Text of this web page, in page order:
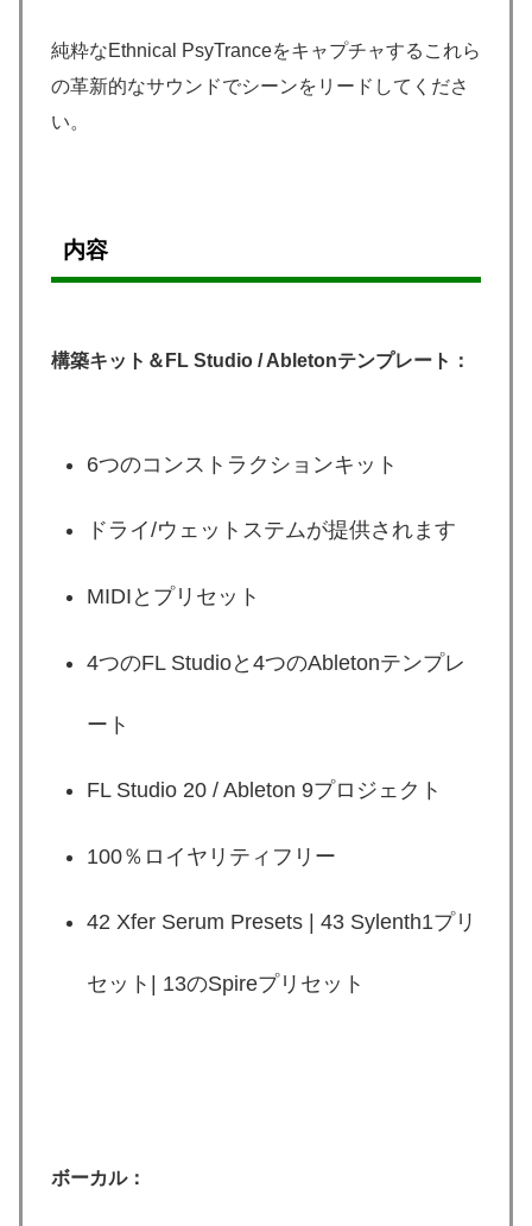
純粋なEthnical PsyTranceをキャプチャするこれら
の革新的なサウンドでシーンをリードしてくださ
い。
内容
構築キット＆FL Studio / Abletonテンプレート：
6つのコンストラクションキット
ドライ/ウェットステムが提供されます
MIDIとプリセット
4つのFL Studioと4つのAbletonテンプレ
ート
FL Studio 20 / Ableton 9プロジェクト
100％ロイヤリティフリー
42 Xfer Serum Presets | 43 Sylenth1プリ
セット| 13のSpireプリセット
ボーカル：